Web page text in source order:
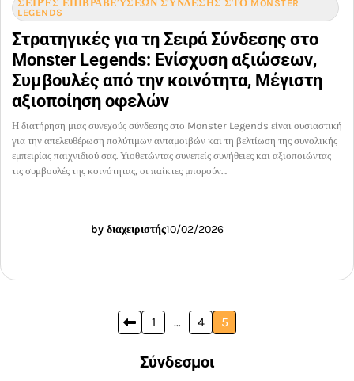
ΣΕΙΡΈΣ ΕΠΙΒΡΑΒΕΎΣΕΩΝ ΣΎΝΔΕΣΗΣ ΣΤΟ MONSTER
LEGENDS
Στρατηγικές για τη Σειρά Σύνδεσης στο
Monster Legends: Ενίσχυση αξιώσεων,
Συμβουλές από την κοινότητα, Μέγιστη
αξιοποίηση οφελών
Η διατήρηση μιας συνεχούς σύνδεσης στο Monster Legends είναι ουσιαστική
για την απελευθέρωση πολύτιμων ανταμοιβών και τη βελτίωση της συνολικής
εμπειρίας παιχνιδιού σας. Υιοθετώντας συνεπείς συνήθειες και αξιοποιώντας
τις συμβουλές της κοινότητας, οι παίκτες μπορούν…
by διαχειριστής10/02/2026
1 … 4 5
Σύνδεσμοι